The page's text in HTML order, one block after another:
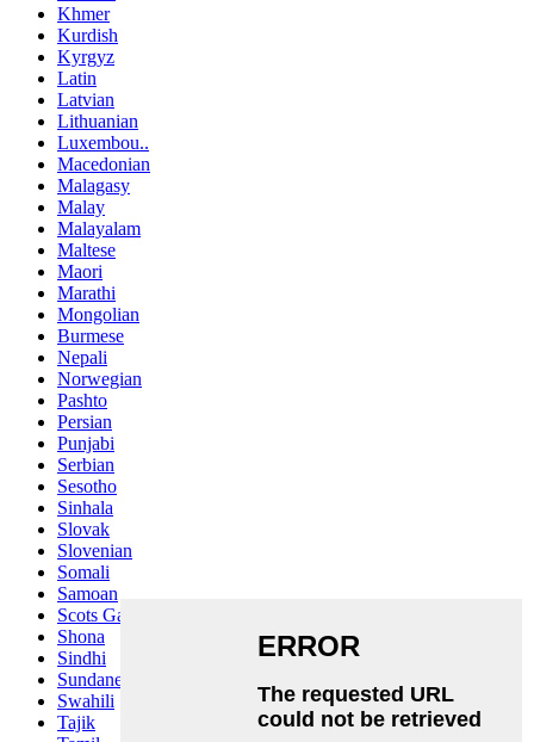
Khmer
Kurdish
Kyrgyz
Latin
Latvian
Lithuanian
Luxembou..
Macedonian
Malagasy
Malay
Malayalam
Maltese
Maori
Marathi
Mongolian
Burmese
Nepali
Norwegian
Pashto
Persian
Punjabi
Serbian
Sesotho
Sinhala
Slovak
Slovenian
Somali
Samoan
Scots Gaelic
Shona
Sindhi
Sundanese
Swahili
Tajik